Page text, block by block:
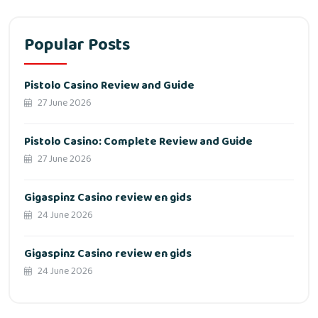
Popular Posts
Pistolo Casino Review and Guide
27 June 2026
Pistolo Casino: Complete Review and Guide
27 June 2026
Gigaspinz Casino review en gids
24 June 2026
Gigaspinz Casino review en gids
24 June 2026